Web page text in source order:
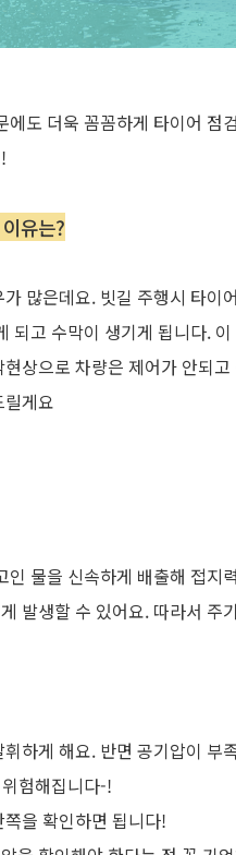
도 더욱 꼼꼼하게 타이어 점
!
유는?
가 많은데요. 빗길 주행시 타이
되고 수막이 생기게 됩니다. 이
현상으로 차량은 제어가 안되고
릴게요
인 물을 신속하게 배출해 접지
발생할 수 있어요. 따라서 주
휘하게 해요. 반면 공기압이 부
위험해집니다-!
쪽을 확인하면 됩니다!